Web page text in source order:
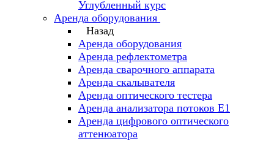
Углубленный курс
Аренда оборудования
Назад
Аренда оборудования
Аренда рефлектометра
Аренда сварочного аппарата
Аренда скалывателя
Аренда оптического тестера
Аренда анализатора потоков Е1
Аренда цифрового оптического
аттенюатора